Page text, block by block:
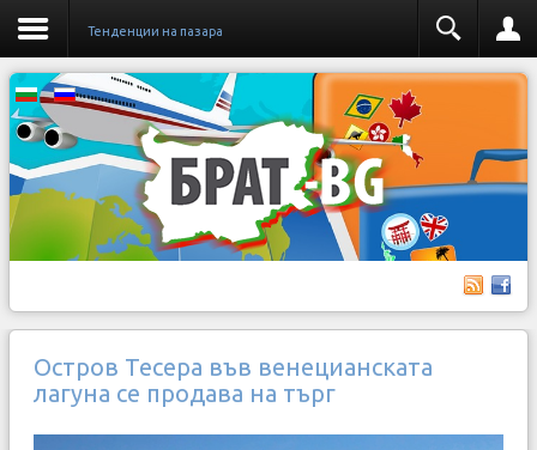
Тенденции на пазара
Остров Тесера във венецианската
лагуна се продава на търг